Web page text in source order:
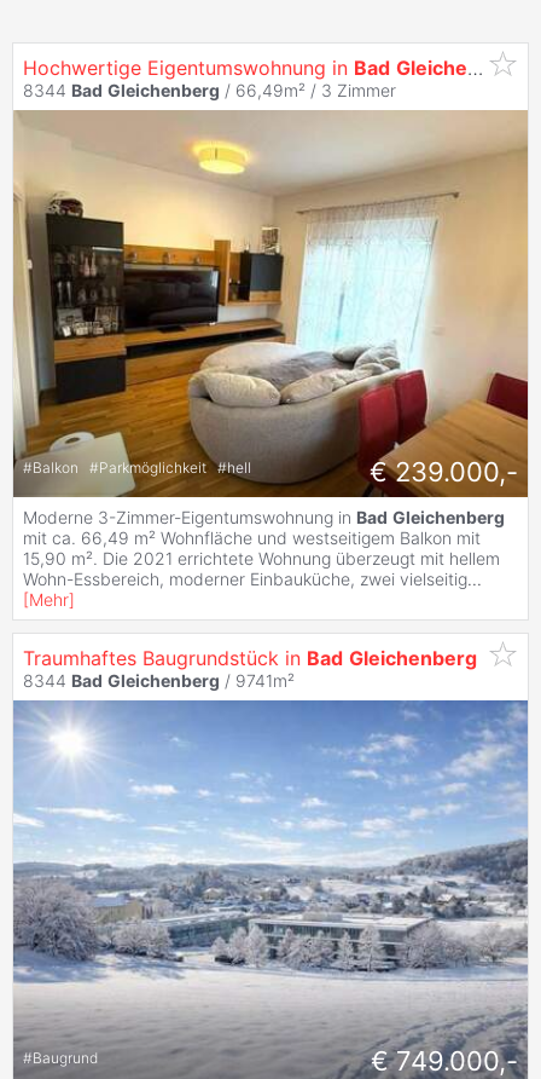
Hochwertige Eigentumswohnung in Bad Gleichenberg
8344 Bad Gleichenberg / 66,49m² / 3 Zimmer
#Balkon #Parkmöglichkeit #hell € 239.000,-
Moderne 3-Zimmer-Eigentumswohnung in Bad Gleichenberg
mit ca. 66,49 m² Wohnfläche und westseitigem Balkon mit
15,90 m². Die 2021 errichtete Wohnung überzeugt mit hellem
Wohn-Essbereich, moderner Einbauküche, zwei vielseitig...
[Mehr]
Traumhaftes Baugrundstück in Bad Gleichenberg
8344 Bad Gleichenberg / 9741m²
#Baugrund € 749.000,-